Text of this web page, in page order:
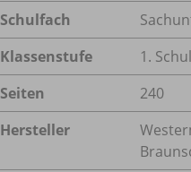
Schulfach
Klassenstufe
1.
Seiten
240
Hersteller